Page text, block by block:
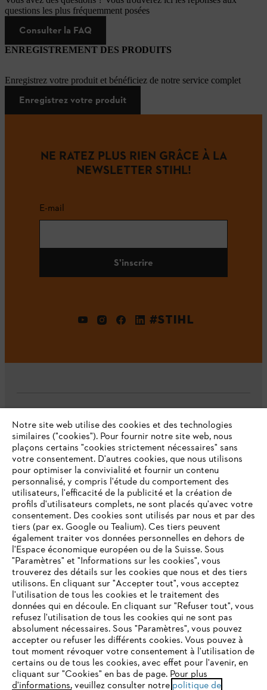
questions les plus fréquemment posées
Consulter la FAQ
ENREGISTREMENT DES PRODUITS
Enregistrez votre produit et bénéficiez de notre service complet
Enregistrez votre produit
NE RATEZ PLUS RIEN GRÂCE À LA
NEWSLETTER STIHL!
E-mail
S'inscrire
#STIHL
L'Entreprise
Questions fréquentes
Service
Politique de protection des données
Mentions légales Cookies
Informations juridiques
STIHL VERTRIEBS AG, 8617 Mönchaltorf
VOTRE NAVIGATEUR INTERNET
N'EST PLUS PRIS EN CHARGE
Vous utilisez un navigateur Internet que nous ne prenons plus
en charge, et certaines fonctionnalités de notre site ne
peuvent fonctionner correctement. Pour une utilisation
optimale de notre site, nous vous recommandons de passer à
l'un des navigateurs suivants :
Notre site web utilise des cookies et des technologies
similaires ("cookies"). Pour fournir notre site web, nous
plaçons certains "cookies strictement nécessaires" sans
votre consentement. D'autres cookies, que nous utilisons
pour optimiser la convivialité et fournir un contenu
personnalisé, y compris l'étude du comportement des
utilisateurs, l'efficacité de la publicité et la création de
profils d'utilisateurs complets, ne sont placés qu'avec votre
consentement. Des cookies sont utilisés par nous et par des
tiers (par ex. Google ou Tealium). Ces tiers peuvent
également traiter vos données personnelles en dehors de
l'Espace économique européen ou de la Suisse. Sous
"Paramètres" et "Informations sur les cookies", vous
trouverez des détails sur les cookies que nous et des tiers
utilisons. En cliquant sur "Accepter tout", vous acceptez
l'utilisation de tous les cookies et le traitement des
données qui en découle. En cliquant sur "Refuser tout", vous
refusez l'utilisation de tous les cookies qui ne sont pas
absolument nécessaires. Sous "Paramètres", vous pouvez
accepter ou refuser les différents cookies. Vous pouvez à
tout moment révoquer votre consentement à l'utilisation de
certains ou de tous les cookies, avec effet pour l'avenir, en
cliquant sur "Cookies" en bas de page. Pour plus
d'informations, veuillez consulter notre politique de